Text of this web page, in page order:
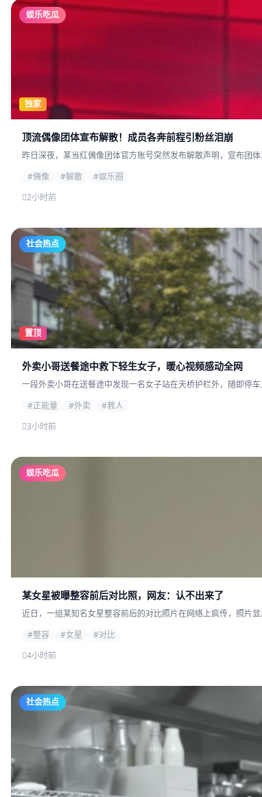
娱乐吃瓜
独家
顶流偶像团体宣布解散！成员各奔前程引粉丝泪崩
昨日深夜，某当红偶像团体官方账号突然发布解散声明，宣布团
#偶像
#解散
#娱乐圈
2小时前
社会热点
置顶
外卖小哥送餐途中救下轻生女子，暖心视频感动全网
一段外卖小哥在送餐途中发现一名女子站在天桥护栏外，随即停
#正能量
#外卖
#救人
3小时前
娱乐吃瓜
某女星被曝整容前后对比照，网友：认不出来了
近日，一组某知名女星整容前后的对比照片在网络上疯传，照片
#整容
#女星
#对比
4小时前
社会热点